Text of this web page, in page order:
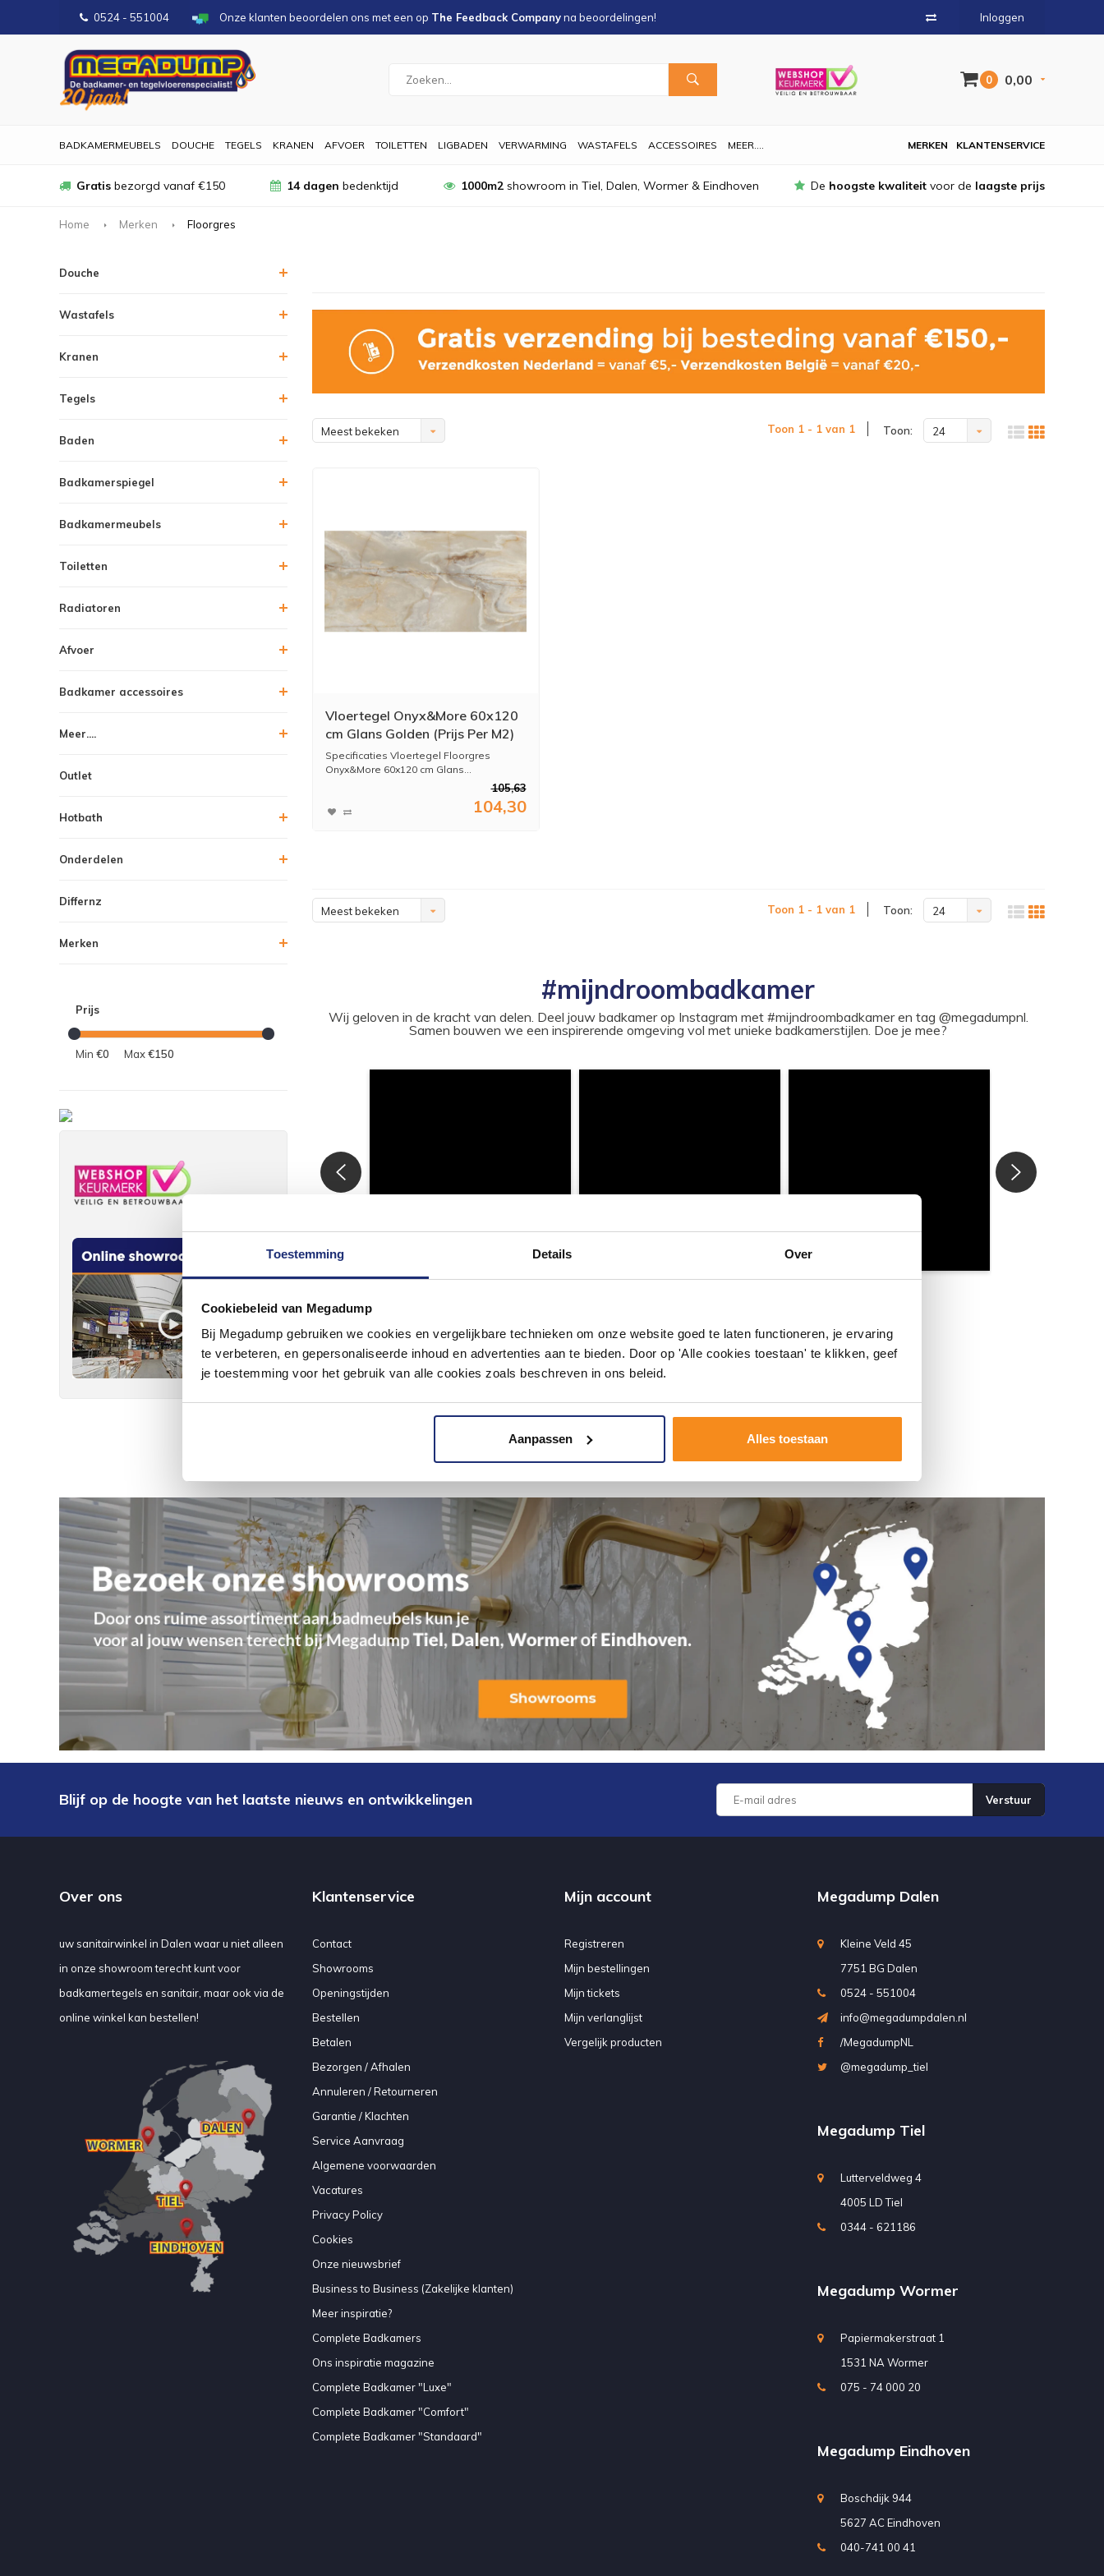
Toestemming Details Over
Cookiebeleid van Megadump
Bij Megadump gebruiken we cookies en vergelijkbare technieken om onze website goed te laten functioneren, je ervaring
te verbeteren, en gepersonaliseerde inhoud en advertenties aan te bieden. Door op 'Alle cookies toestaan' te klikken, geef
je toestemming voor het gebruik van alle cookies zoals beschreven in ons beleid.
Aanpassen Alles toestaan
0524 - 551004 Onze klanten beoordelen ons met een op The Feedback Companyna beoordelingen! Inloggen
0 0,00
BADKAMERMEUBELS DOUCHE TEGELS KRANEN AFVOER TOILETTEN LIGBADEN VERWARMING WASTAFELS ACCESSOIRES MEER.... KLANTENSERVICE
MERKEN
Gratis bezorgd vanaf €150 14 dagen bedenktijd 1000m2showroom in Tiel, Dalen, Wormer & Eindhoven De hoogste kwaliteit voor de laagste prijs
Home Merken Floorgres
Douche
Wastafels
Kranen
Tegels
Baden
Badkamerspiegel
Badkamermeubels
Toiletten
Radiatoren
Afvoer
Badkamer accessoires
Meer....
Outlet
Hotbath
Onderdelen
Differnz
Merken
Prijs
Min €0 Max€150
Meest bekeken Toon 1 - 1 van 1 Toon: 24
Vloertegel Onyx&More 60x120
cm Glans Golden (Prijs Per M2)
Specificaties Vloertegel Floorgres
Onyx&More 60x120 cm Glans...
105,63
104,30
Meest bekeken Toon 1 - 1 van 1 Toon: 24
#mijndroombadkamer
Wij geloven in de kracht van delen. Deel jouw badkamer op Instagram met #mijndroombadkamer en tag @megadumpnl.
Samen bouwen we een inspirerende omgeving vol met unieke badkamerstijlen. Doe je mee?
Blijf op de hoogte van het laatste nieuws en ontwikkelingen Verstuur
Over ons
uw sanitairwinkel in Dalen waar u niet alleen
in onze showroom terecht kunt voor
badkamertegels en sanitair, maar ook via de
online winkel kan bestellen!
Klantenservice
Contact
Showrooms
Openingstijden
Bestellen
Betalen
Bezorgen / Afhalen
Annuleren / Retourneren
Garantie / Klachten
Service Aanvraag
Algemene voorwaarden
Vacatures
Privacy Policy
Cookies
Onze nieuwsbrief
Business to Business (Zakelijke klanten)
Meer inspiratie?
Complete Badkamers
Ons inspiratie magazine
Complete Badkamer "Luxe"
Complete Badkamer "Comfort"
Complete Badkamer "Standaard"
Mijn account
Registreren
Mijn bestellingen
Mijn tickets
Mijn verlanglijst
Vergelijk producten
Megadump Dalen
Kleine Veld 45
7751 BG Dalen
0524 - 551004
info@megadumpdalen.nl
/MegadumpNL
@megadump_tiel
Megadump Tiel
Lutterveldweg 4
4005 LD Tiel
0344 - 621186
Megadump Wormer
Papiermakerstraat 1
1531 NA Wormer
075 - 74 000 20
Megadump Eindhoven
Boschdijk 944
5627 AC Eindhoven
040-741 00 41